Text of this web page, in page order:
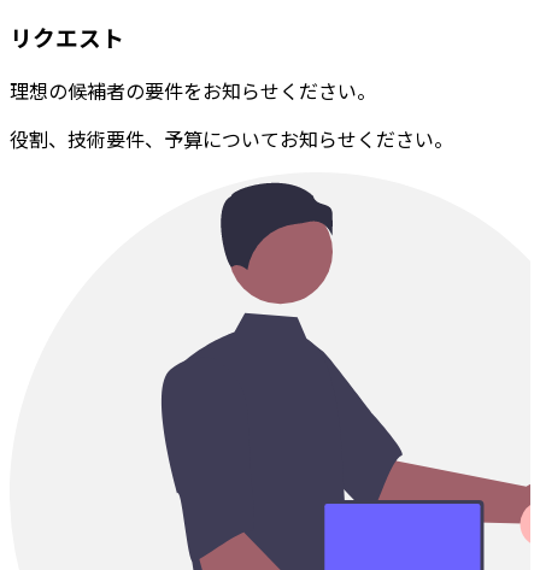
リクエスト
理想の候補者の要件をお知らせください。
役割、技術要件、予算についてお知らせください。